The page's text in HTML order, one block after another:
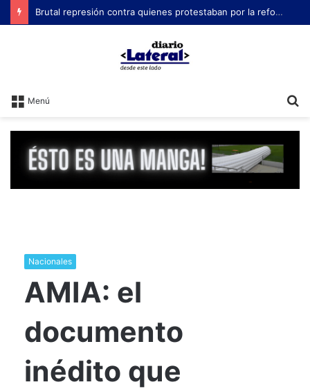
Menú
Nacionales
AMIA: el
documento
inédito que